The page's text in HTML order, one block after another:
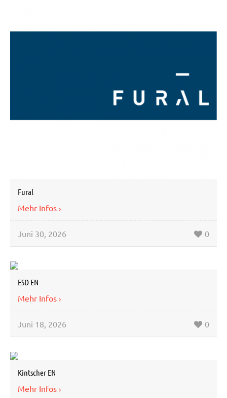
Fural
Mehr Infos
Juni 30, 2026 0
ESD EN
Mehr Infos
Juni 18, 2026 0
Kintscher EN
Mehr Infos